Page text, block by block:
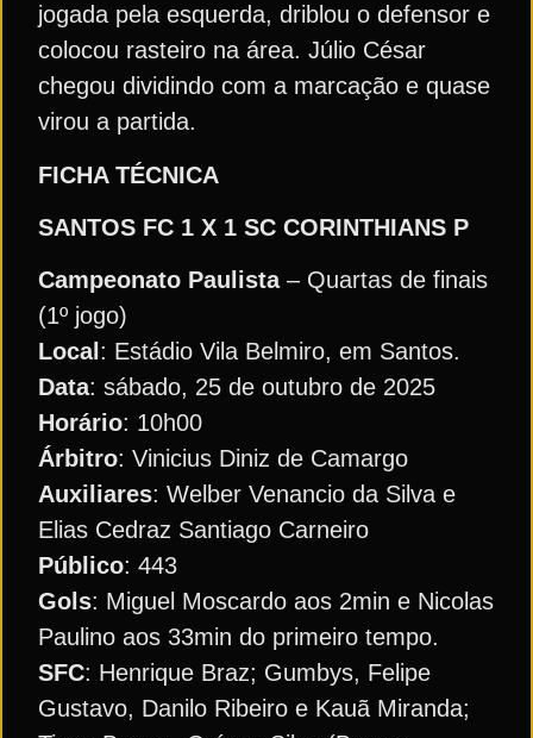
jogada pela esquerda, driblou o defensor e
colocou rasteiro na área. Júlio César
chegou dividindo com a marcação e quase
virou a partida.
FICHA TÉCNICA
SANTOS FC 1 X 1 SC CORINTHIANS P
Campeonato Paulista– Quartas de finais
(1º jogo)
Local : Estádio Vila Belmiro, em Santos.
Data: sábado, 25 de outubro de 2025
Horário: 10h00
Árbitro: Vinicius Diniz de Camargo
Auxiliares: Welber Venancio da Silva e
Elias Cedraz Santiago Carneiro
Público: 443
Gols: Miguel Moscardo aos 2min e Nicolas
Paulino aos 33min do primeiro tempo.
SFC: Henrique Braz; Gumbys, Felipe
Gustavo, Danilo Ribeiro e Kauã Miranda;